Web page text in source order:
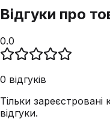
Відгуки про
0.0
0 відгуків
Тільки
відгуки.